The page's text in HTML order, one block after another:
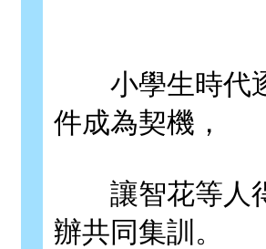
小學生時代逐
件成為契機，
讓智花等人得
辦共同集訓。